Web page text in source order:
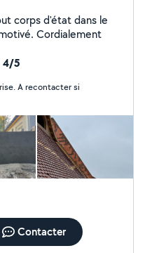
corps d'état dans le
Cordialement
4/5
A recontacter si
Contacter